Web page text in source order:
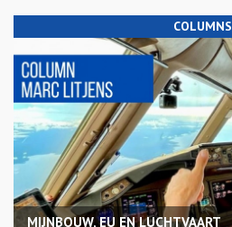
COLUMNS
MIJNBOUW, EU EN LUCHTVAART